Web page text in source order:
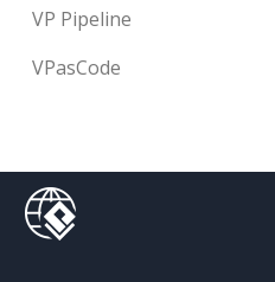
VP Pipeline
VPasCode